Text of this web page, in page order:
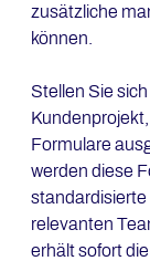
zusätzliche
können.
Stellen Sie
Formulare
werden diese
standardisierte
relevanten
erhält sofort